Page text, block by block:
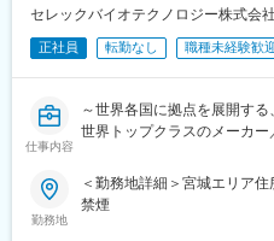
■ 販売商品
移動用品
・天井走行リフト、歩行車
衣類・寝具用品
・介護ねまき、肌着、腰部ベ
生活支援用品
入浴補助用品
・入浴用手すり、すべり止め
セレックバイオテクノロジー株式会社
正社員 転勤なし 職種未経験歓
仕事内容
～世界各国に拠点を展開す
世界トップクラスのメーカ
環境～
勤務地
＜勤務地詳細＞宮城エリア
禁煙